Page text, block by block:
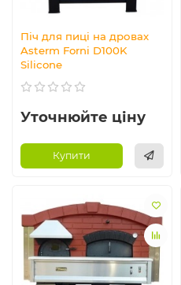
Піч для пиці на дровах
Asterm Forni D100K
Silicone
Уточнюйте ціну
Купити